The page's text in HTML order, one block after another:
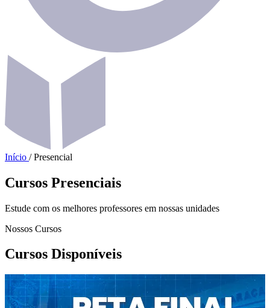
Início / Presencial
Cursos Presenciais
Estude com os melhores professores em nossas unidades
Nossos Cursos
Cursos Disponíveis